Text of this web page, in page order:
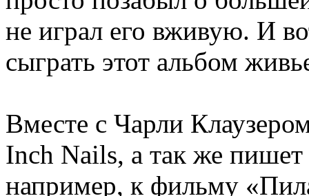
не играл его вживую. И
сыграть этот альбом
Вместе с Чарли
Inch Nails, а так же
например, к фильму